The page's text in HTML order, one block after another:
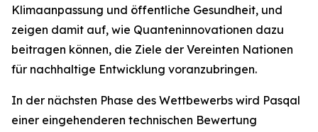
Klimaanpassung und öffentliche Gesundheit, und
zeigen damit auf, wie Quanteninnovationen dazu
beitragen können, die Ziele der Vereinten Nationen
für nachhaltige Entwicklung voranzubringen.
In der nächsten Phase des Wettbewerbs wird Pasqal
einer eingehenderen technischen Bewertung